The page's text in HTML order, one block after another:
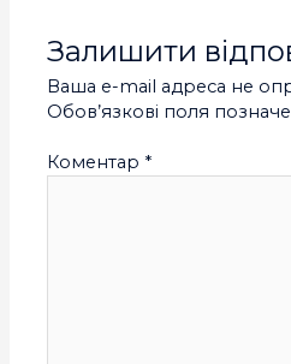
Залишити
Ваша e-mail адреса не
Обов’язкові поля
Коментар *